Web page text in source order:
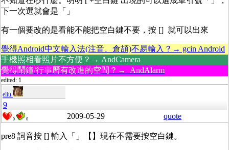
下一次選就會是「」
有一個要改的是看能不能把空白鍵不要，按 [] 就可以出來
覺得Android中文輸入法(注音、倉頡)不易輸入？→ gcin Android
手機照相看照片不方便？→ AndCamera
覺得鬧鐘/行事曆有改進的空間？→ AndAlarm
edited: 1
eliu
9
0 0 2009-05-29 quote
pre8 詞音按 [] 輸入「」【】現在不需要按空白鍵。